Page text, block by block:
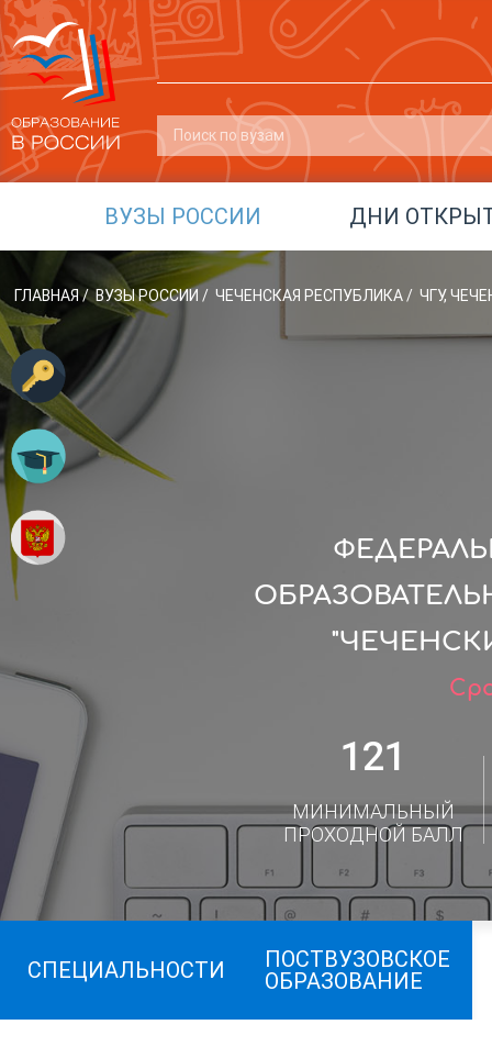
ВУЗЫ РОССИИ ДНИ
ГЛАВНАЯ/ ВУЗЫ РОССИИ / ЧЕЧЕНСКАЯ РЕСПУБЛИКА/ ЧГУ,
121
МИНИМАЛЬНЫЙ
ПРОХОДНОЙ БАЛЛ
СПЕЦИАЛЬНОСТИ
ПОСТВУЗОВСКОЕ
ОБРАЗОВАНИЕ